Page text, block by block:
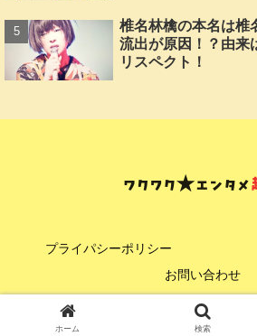
椎名林檎の本名は椎
流出が原因！？由来
リスペクト！
プライパシーポリシー
お問い合わせ
© 2024 ワクワク★エンタメ
ホーム 検索